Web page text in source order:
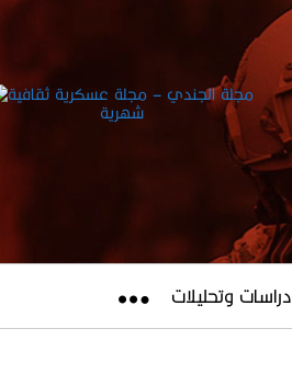
دراسات وتحليلات